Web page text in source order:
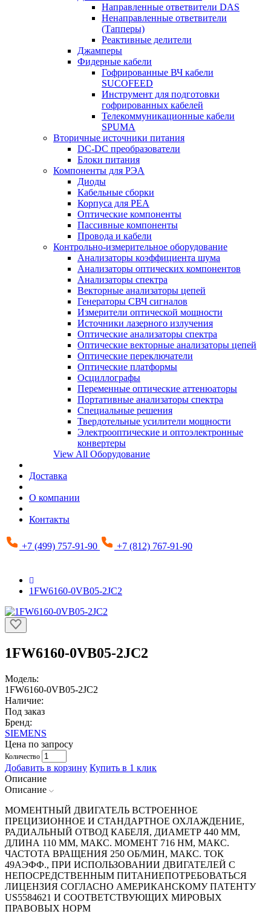
Направленные ответвители DAS
Ненаправленные ответвители
(Тапперы)
Реактивные делители
Джамперы
Фидерные кабели
Гофрированные ВЧ кабели
SUCOFEED
Инструмент для подготовки
гофрированных кабелей
Телекоммуникационные кабели
SPUMA
Вторичные источники питания
DC-DC преобразователи
Блоки питания
Компоненты для РЭА
Диоды
Кабельные сборки
Корпуса для РЕА
Оптические компоненты
Пассивные компоненты
Провода и кабели
Контрольно-измерительное оборудование
Анализаторы коэффициента шума
Анализаторы оптических компонентов
Анализаторы спектра
Векторные анализаторы цепей
Генераторы СВЧ сигналов
Измерители оптической мощности
Источники лазерного излучения
Оптические анализаторы спектра
Оптические векторные анализаторы цепей
Оптические переключатели
Оптические платформы
Осциллографы
Переменные оптические аттенюаторы
Портативные анализаторы спектра
Специальные решения
Твердотельные усилители мощности
Электрооптические и оптоэлектронные
конвертеры
View All Оборудование
Доставка
О компании
Контакты
+7 (499) 757-91-90 +7 (812) 767-91-90
1FW6160-0VB05-2JC2
1FW6160-0VB05-2JC2
Модель:
1FW6160-0VB05-2JC2
Наличие:
Под заказ
Бренд:
SIEMENS
Цена по запросу
Количество
Добавить в корзину Купить в 1 клик
Описание
Описание
МОМЕНТНЫЙ ДВИГАТЕЛЬ ВСТРОЕННОЕ
ПРЕЦИЗИОННОЕ И СТАНДАРТНОЕ ОХЛАЖДЕНИЕ,
РАДИАЛЬНЫЙ ОТВОД КАБЕЛЯ, ДИАМЕТР 440 ММ,
ДЛИНА 110 ММ, МАКС. МОМЕНТ 716 HM, МАКС.
ЧАСТОТА ВРАЩЕНИЯ 250 ОБ/MИН, МАКС. ТОК
49АЭФФ., ПРИ ИСПОЛЬЗОВАНИИ ДВИГАТЕЛЕЙ С
НЕПОСРЕДСТВЕННЫМ ПИТАНИЕПОТРЕБОВАТЬСЯ
ЛИЦЕНЗИЯ СОГЛАСНО АМЕРИКАНСКОМУ ПАТЕНТУ
US5584621 И СООТВЕТСТВУЮЩИХ МИРОВЫХ
ПРАВОВЫХ НОРМ